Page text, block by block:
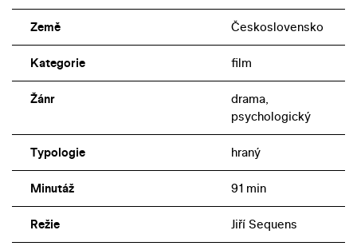
Země Československo
Kategorie film
Žánr
drama,
psychologický
Typologie hraný
Minutáž 91 min
Režie Jiří Sequens